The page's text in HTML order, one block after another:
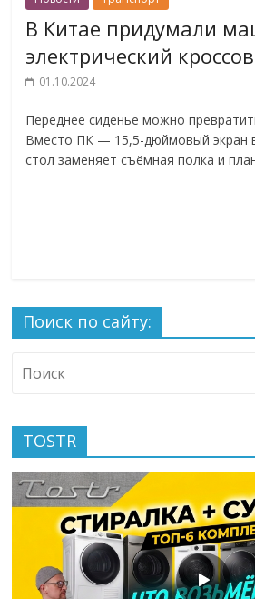
В Китае придумали
электрический
01.10.2024
Переднее сиденье можно
Вместо ПК — 15,5-дюймовый экран
стол заменяет съёмная полка и
Поиск по сайту:
TOSTR